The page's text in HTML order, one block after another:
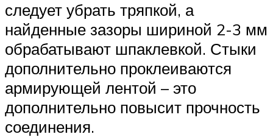
следует убрать тряпкой, а
найденные зазоры шириной 2-3 мм
обрабатывают шпаклевкой. Стыки
дополнительно проклеиваются
армирующей лентой – это
дополнительно повысит прочность
соединения.